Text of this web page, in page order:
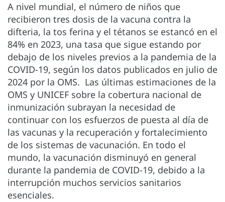
A nivel mundial, el número de niños que
recibieron tres dosis de la vacuna contra la
difteria, la tos ferina y el tétanos se estancó en el
84% en 2023, una tasa que sigue estando por
debajo de los niveles previos a la pandemia de la
COVID-19, según los datos publicados en julio de
2024 por la OMS. Las últimas estimaciones de la
OMS y UNICEF sobre la cobertura nacional de
inmunización subrayan la necesidad de
continuar con los esfuerzos de puesta al día de
las vacunas y la recuperación y fortalecimiento
de los sistemas de vacunación. En todo el
mundo, la vacunación disminuyó en general
durante la pandemia de COVID-19, debido a la
interrupción muchos servicios sanitarios
esenciales.